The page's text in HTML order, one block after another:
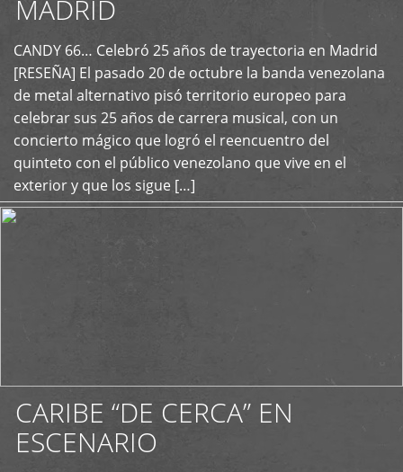
MADRID
CANDY 66… Celebró 25 años de trayectoria en Madrid
[RESEÑA] El pasado 20 de octubre la banda venezolana
de metal alternativo pisó territorio europeo para
celebrar sus 25 años de carrera musical, con un
concierto mágico que logró el reencuentro del
quinteto con el público venezolano que vive en el
exterior y que los sigue […]
+
CARIBE “DE CERCA” EN
ESCENARIO